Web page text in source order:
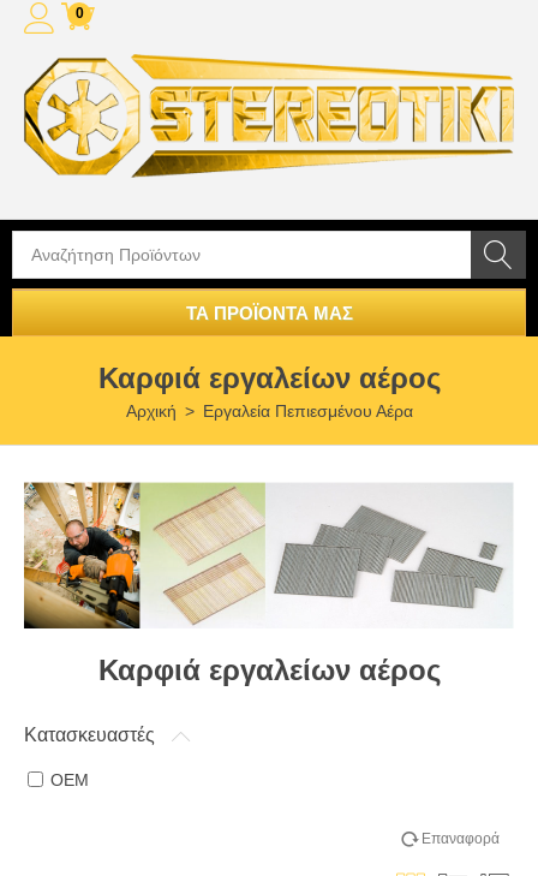
0
ΤΑ ΠΡΟΪΟΝΤΑ ΜΑΣ
Καρφιά εργαλείων αέρος
Αρχική > Εργαλεία Πεπιεσμένου Αέρα
Καρφιά εργαλείων αέρος
Κατασκευαστές
OEM
Επαναφορά